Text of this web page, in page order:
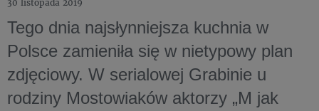
30 listopada 2019
Tego dnia najsłynniejsza kuchnia w
Polsce zamieniła się w nietypowy plan
zdjęciowy. W serialowej Grabinie u
rodziny Mostowiaków aktorzy „M jak